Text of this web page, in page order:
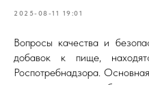
2025-08-11 19:01
Вопросы качества и
добавок к пище,
Роспотребнадзора.